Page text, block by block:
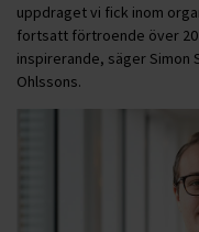
uppdraget vi fick inom
fortsatt förtroende över 20
inspirerande, säger Simon
Ohlssons.